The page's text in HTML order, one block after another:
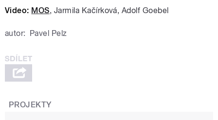
Video: MOS, Jarmila Kačírková, Adolf Goebel
autor: Pavel Pelz
PROJEKTY